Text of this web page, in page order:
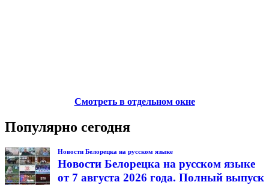
Смотреть в отдельном окне
Популярно сегодня
Новости Белорецка на русском языке
Новости Белорецка на русском языке
от 7 августа 2026 года. Полный выпуск